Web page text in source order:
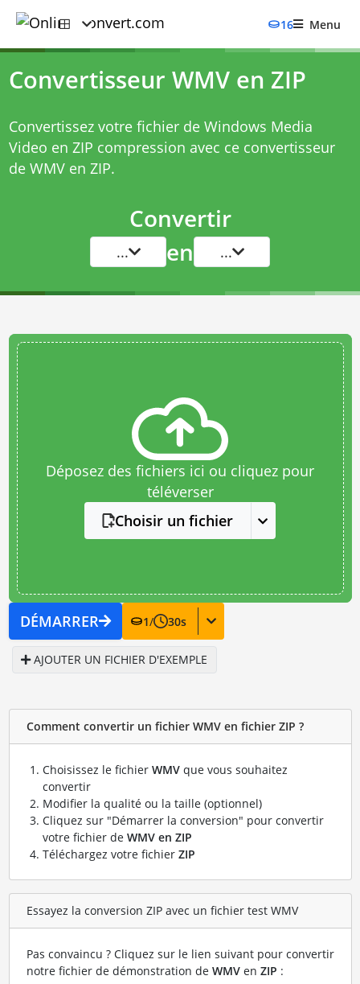
16 Menu
Convertisseur WMV en ZIP
Convertissez votre fichier de Windows Media
Video en ZIP compression avec ce convertisseur
de WMV en ZIP.
Convertir
... en ...
Déposez des fichiers ici ou cliquez pour
téléverser
Choisir un fichier
DÉMARRER 1/ 30s
AJOUTER UN FICHIER D'EXEMPLE
Comment convertir un fichier WMV en fichier ZIP ?
Choisissez le fichier WMVque vous souhaitez
convertir
Modifier la qualité ou la taille (optionnel)
Cliquez sur "Démarrer la conversion" pour convertir
votre fichier de WMV en ZIP
Téléchargez votre fichier ZIP
Essayez la conversion ZIP avec un fichier test WMV
Pas convaincu ? Cliquez sur le lien suivant pour convertir
notre fichier de démonstration de WMVen ZIP :